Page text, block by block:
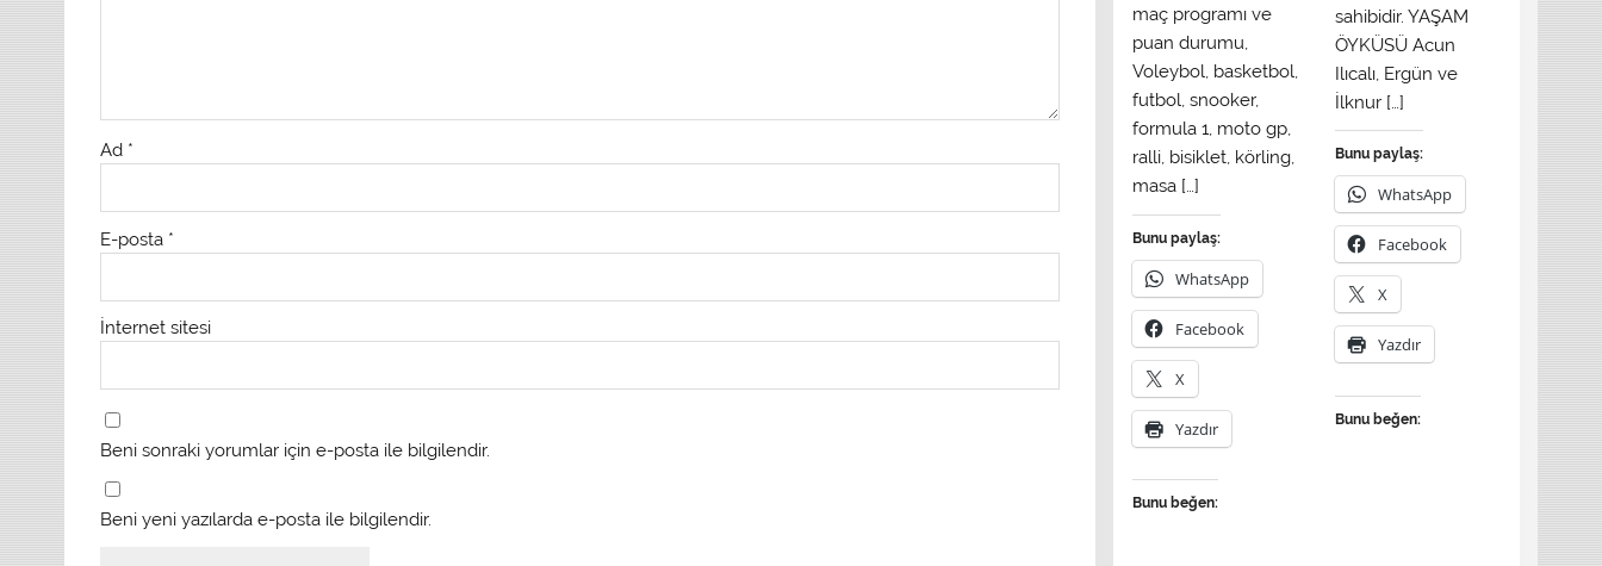
Ad *
E-posta *
İnternet sitesi
Beni sonraki yorumlar için e-posta ile bilgilendir.
Beni yeni yazılarda e-posta ile bilgilendir.
maç programı ve
puan durumu,
Voleybol, basketbol,
futbol, snooker,
formula 1, moto gp,
ralli, bisiklet, körling,
masa […]
Bunu paylaş:
WhatsApp
Facebook
X
Yazdır
Bunu beğen:
sahibidir. YAŞAM
ÖYKÜSÜ Acun
Ilıcalı, Ergün ve
İlknur […]
Bunu paylaş:
WhatsApp
Facebook
X
Yazdır
Bunu beğen: